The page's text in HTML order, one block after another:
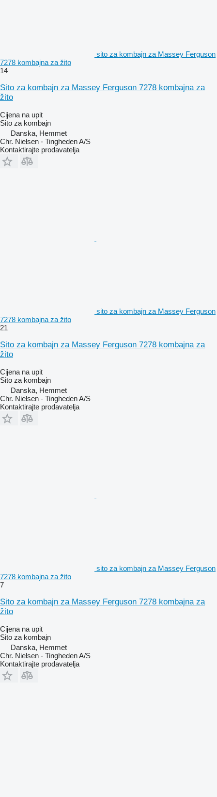
sito za kombajn za Massey Ferguson
7278 kombajna za žito
14
Sito za kombajn za Massey Ferguson 7278 kombajna za
žito
Cijena na upit
Sito za kombajn
Danska, Hemmet
Chr. Nielsen - Tingheden A/S
Kontaktirajte prodavatelja
sito za kombajn za Massey Ferguson
7278 kombajna za žito
21
Sito za kombajn za Massey Ferguson 7278 kombajna za
žito
Cijena na upit
Sito za kombajn
Danska, Hemmet
Chr. Nielsen - Tingheden A/S
Kontaktirajte prodavatelja
sito za kombajn za Massey Ferguson
7278 kombajna za žito
7
Sito za kombajn za Massey Ferguson 7278 kombajna za
žito
Cijena na upit
Sito za kombajn
Danska, Hemmet
Chr. Nielsen - Tingheden A/S
Kontaktirajte prodavatelja